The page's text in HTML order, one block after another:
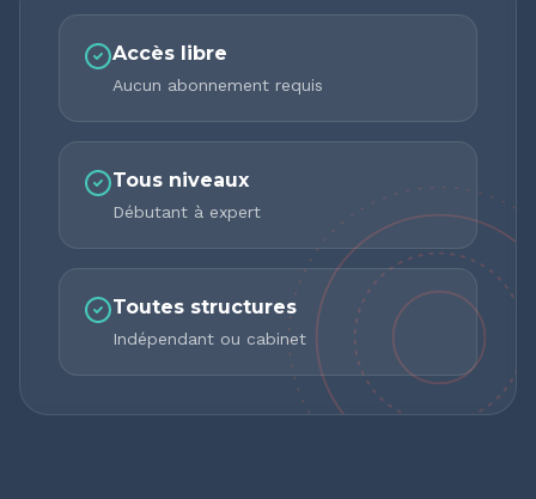
Accès libre
Aucun abonnement requis
Tous niveaux
Débutant à expert
Toutes structures
Indépendant ou cabinet